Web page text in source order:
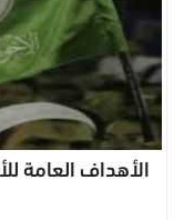
الأهداف العامة